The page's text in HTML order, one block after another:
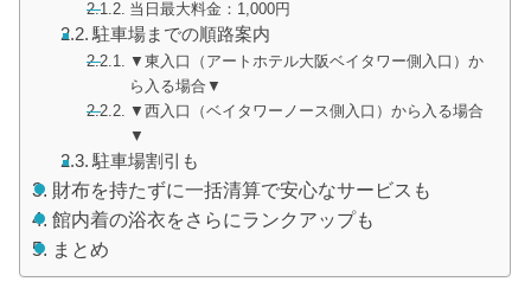
当日最大料金：1,000円
駐車場までの順路案内
▼東入口（アートホテル大阪ベイタワー側入口）か
ら入る場合▼
▼西入口（ベイタワーノース側入口）から入る場合
▼
駐車場割引も
財布を持たずに一括清算で安心なサービスも
館内着の浴衣をさらにランクアップも
まとめ